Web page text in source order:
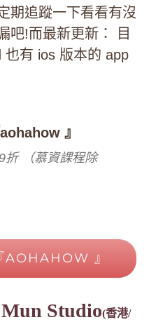
期追蹤一下看看有沒
吧!而最新更新： 目
也有 ios 版本的 app
』
折 （慕資課程除
AOHAHOW 』
Studio(香港/